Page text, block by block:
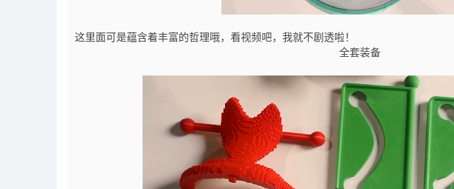
这里面可是蕴含着丰富的哲理哦，看视频吧，我就不剧透啦！
全套装备